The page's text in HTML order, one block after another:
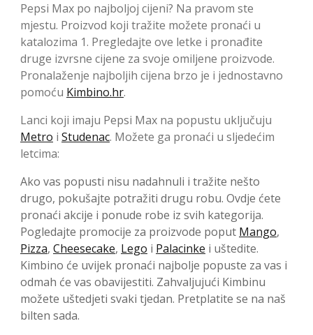
Pepsi Max po najboljoj cijeni? Na pravom ste
mjestu. Proizvod koji tražite možete pronaći u
katalozima 1. Pregledajte ove letke i pronađite
druge izvrsne cijene za svoje omiljene proizvode.
Pronalaženje najboljih cijena brzo je i jednostavno
pomoću Kimbino.hr.
Lanci koji imaju Pepsi Max na popustu uključuju
Metro i Studenac. Možete ga pronaći u sljedećim
letcima:
Ako vas popusti nisu nadahnuli i tražite nešto
drugo, pokušajte potražiti drugu robu. Ovdje ćete
pronaći akcije i ponude robe iz svih kategorija.
Pogledajte promocije za proizvode poput Mango,
Pizza, Cheesecake, Lego i Palacinke i uštedite.
Kimbino će uvijek pronaći najbolje popuste za vas i
odmah će vas obavijestiti. Zahvaljujući Kimbinu
možete uštedjeti svaki tjedan. Pretplatite se na naš
bilten sada.